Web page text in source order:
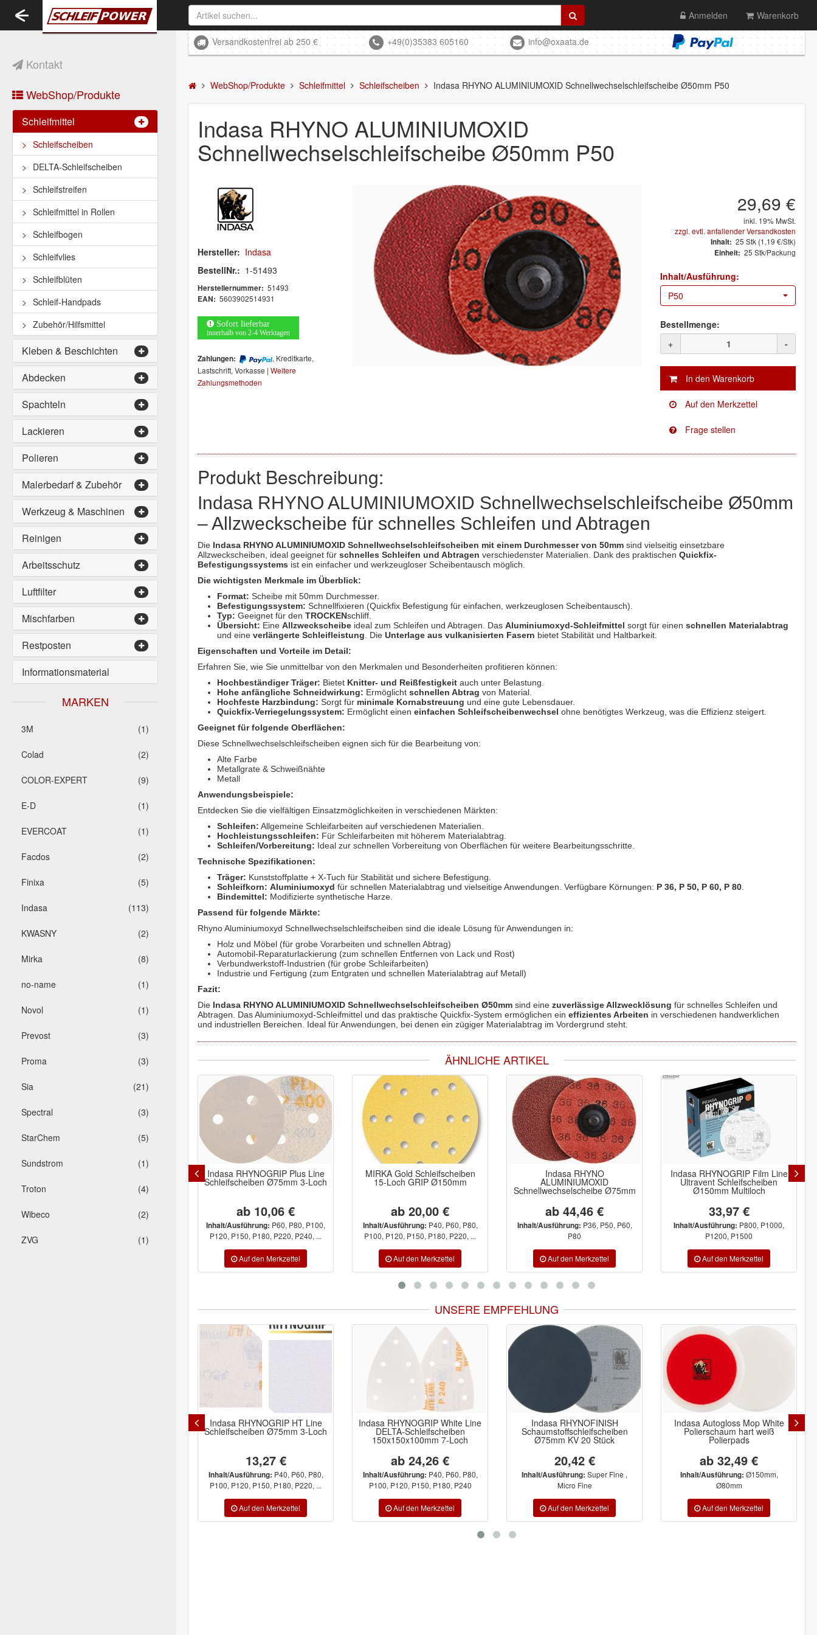
Kontakt
WebShop/Produkte
Schleifmittel
Schleifscheiben
DELTA-Schleifscheiben
Schleifstreifen
Schleifmittel in Rollen
Schleifbogen
Schleifvlies
Schleifblüten
Schleif-Handpads
Zubehör/Hilfsmittel
Kleben & Beschichten
Abdecken
Spachteln
Lackieren
Polieren
Malerbedarf & Zubehör
Werkzeug & Maschinen
Reinigen
Arbeitsschutz
Luftfilter
Mischfarben
Restposten
Informationsmaterial
MARKEN
(1)
3M
(2)
Colad
(9)
COLOR-EXPERT
(1)
E-D
(1)
EVERCOAT
(2)
Facdos
(5)
Finixa
(113)
Indasa
(2)
KWASNY
(8)
Mirka
(1)
no-name
(1)
Novol
(3)
Prevost
(3)
Proma
(21)
Sia
(3)
Spectral
(5)
StarChem
(1)
Sundstrom
(4)
Troton
(2)
Wibeco
(1)
ZVG
Toggle
navigation
Anmelden Warenkorb
Versandkostenfrei ab 250 € +49(0)35383 605160 info@oxaata.de
WebShop/Produkte Schleifmittel Schleifscheiben Indasa RHYNO ALUMINIUMOXID Schnellwechselschleifscheibe Ø50mm P50
Indasa RHYNO ALUMINIUMOXID
Schnellwechselschleifscheibe Ø50mm P50
Hersteller: Indasa
BestellNr.: 1-51493
Herstellernummer: 51493
EAN: 5603902514931
Sofort lieferbar
innerhalb von 2-4 Werktagen
Zahlungen:
, Kreditkarte,
Lastschrift, Vorkasse | Weitere
Zahlungsmethoden
29,69 €
inkl. 19% MwSt.
zzgl. evtl. anfallender Versandkosten
Inhalt: 25 Stk (1,19 €/Stk)
Einheit: 25 Stk/Packung
Inhalt/Ausführung:
P50
Bestellmenge:
+
-
Produkt Beschreibung:
Indasa RHYNO ALUMINIUMOXID Schnellwechselschleifscheibe Ø50mm
– Allzweckscheibe für schnelles Schleifen und Abtragen
Die Indasa RHYNO ALUMINIUMOXID Schnellwechselschleifscheiben mit einem Durchmesser von 50mm sind vielseitig einsetzbare
Allzweckscheiben, ideal geeignet für schnelles Schleifen und Abtragen verschiedenster Materialien. Dank des praktischen Quickfix-
Befestigungssystems ist ein einfacher und werkzeugloser Scheibentausch möglich.
Die wichtigsten Merkmale im Überblick:
Format: Scheibe mit 50mm Durchmesser.
Befestigungssystem: Schnellfixieren (Quickfix Befestigung für einfachen, werkzeuglosen Scheibentausch).
Typ: Geeignet für den TROCKENschliff.
Übersicht: Eine Allzweckscheibe ideal zum Schleifen und Abtragen. Das Aluminiumoxyd-Schleifmittel sorgt für einen schnellen Materialabtrag
und eine verlängerte Schleifleistung . Die Unterlage aus vulkanisierten Fasern bietet Stabilität und Haltbarkeit.
Eigenschaften und Vorteile im Detail:
Erfahren Sie, wie Sie unmittelbar von den Merkmalen und Besonderheiten profitieren können:
Hochbeständiger Träger: Bietet Knitter- und Reißfestigkeit auch unter Belastung.
Hohe anfängliche Schneidwirkung: Ermöglicht schnellen Abtrag von Material.
Hochfeste Harzbindung: Sorgt für minimale Kornabstreuung und eine gute Lebensdauer.
Quickfix-Verriegelungssystem: Ermöglicht einen einfachen Schleifscheibenwechsel ohne benötigtes Werkzeug, was die Effizienz steigert.
Geeignet für folgende Oberflächen:
Diese Schnellwechselschleifscheiben eignen sich für die Bearbeitung von:
Alte Farbe
Metallgrate & Schweißnähte
Metall
Anwendungsbeispiele:
Entdecken Sie die vielfältigen Einsatzmöglichkeiten in verschiedenen Märkten:
Schleifen: Allgemeine Schleifarbeiten auf verschiedenen Materialien.
Hochleistungsschleifen: Für Schleifarbeiten mit höherem Materialabtrag.
Schleifen/Vorbereitung: Ideal zur schnellen Vorbereitung von Oberflächen für weitere Bearbeitungsschritte.
Technische Spezifikationen:
Träger: Kunststoffplatte + X-Tuch für Stabilität und sichere Befestigung.
Schleifkorn: Aluminiumoxyd für schnellen Materialabtrag und vielseitige Anwendungen. Verfügbare Körnungen: P 36, P 50, P 60, P 80
Bindemittel: Modifizierte synthetische Harze.
Passend für folgende Märkte:
Rhyno Aluminiumoxyd Schnellwechselschleifscheiben sind die ideale Lösung für Anwendungen in:
Holz und Möbel (für grobe Vorarbeiten und schnellen Abtrag)
Automobil-Reparaturlackierung (zum schnellen Entfernen von Lack und Rost)
Verbundwerkstoff-Industrien (für grobe Schleifarbeiten)
Industrie und Fertigung (zum Entgraten und schnellen Materialabtrag auf Metall)
Fazit:
Die Indasa RHYNO ALUMINIUMOXID Schnellwechselschleifscheiben Ø50mm sind eine zuverlässige Allzwecklösung für schnelles Schleifen und
Abtragen. Das Aluminiumoxyd-Schleifmittel und das praktische Quickfix-System ermöglichen ein effizientes Arbeiten in verschiedenen handwerklichen
und industriellen Bereichen. Ideal für Anwendungen, bei denen ein zügiger Materialabtrag im Vordergrund steht.
ÄHNLICHE ARTIKEL
Indasa RHYNOGRIP Plus Line
Schleifscheiben Ø75mm 3-Loch
ab 10,06 €
Inhalt/Ausführung: P60, P80, P100,
P120, P150, P180, P220, P240, ...
MIRKA Gold Schleifscheiben
15-Loch GRIP Ø150mm
ab 20,00 €
Inhalt/Ausführung: P40, P60, P80,
P100, P120, P150, P180, P220, ...
Indasa RHYNO
ALUMINIUMOXID
Schnellwechselscheibe Ø75mm
ab 44,46 €
Inhalt/Ausführung: P36, P50, P60,
P80
Indasa RHYNOGRIP Film Line
Ultravent Schleifscheiben
Ø150mm Multiloch
33,97 €
Inhalt/Ausführung: P800, P1000,
P1200, P1500
UNSERE EMPFEHLUNG
Indasa RHYNOGRIP HT Line
Schleifscheiben Ø75mm 3-Loch
13,27 €
Inhalt/Ausführung: P40, P60, P80,
P100, P120, P150, P180, P220, ...
Indasa RHYNOGRIP White Line
DELTA-Schleifscheiben
150x150x100mm 7-Loch
ab 24,26 €
Inhalt/Ausführung: P40, P60, P80,
P100, P120, P150, P180, P240
Indasa RHYNOFINISH
Schaumstoffschleifscheiben
Ø75mm KV 20 Stück
20,42 €
Inhalt/Ausführung: Super Fine ,
Micro Fine
Indasa Autogloss Mop White
Polierschaum hart weiß
Polierpads
ab 32,49 €
Inhalt/Ausführung: Ø150mm,
Ø80mm